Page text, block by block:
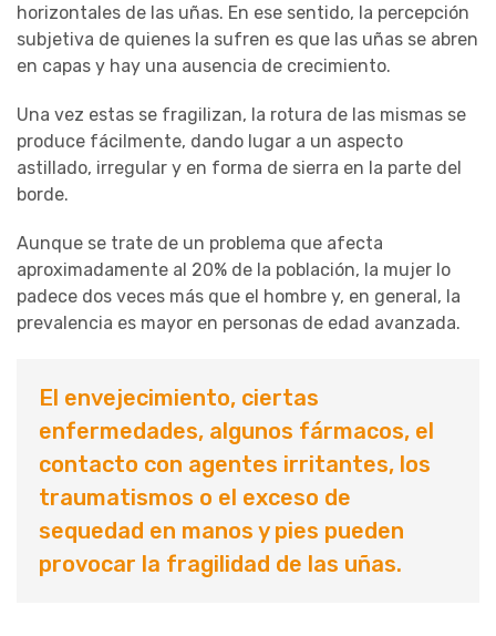
horizontales de las uñas. En ese sentido, la percepción
subjetiva de quienes la sufren es que las uñas se abren
en capas y hay una ausencia de crecimiento.
Una vez estas se fragilizan, la rotura de las mismas se
produce fácilmente, dando lugar a un aspecto
astillado, irregular y en forma de sierra en la parte del
borde.
Aunque se trate de un problema que afecta
aproximadamente al 20% de la población, la mujer lo
padece dos veces más que el hombre y, en general, la
prevalencia es mayor en personas de edad avanzada.
El envejecimiento, ciertas
enfermedades, algunos fármacos, el
contacto con agentes irritantes, los
traumatismos o el exceso de
sequedad en manos y pies pueden
provocar la fragilidad de las uñas.